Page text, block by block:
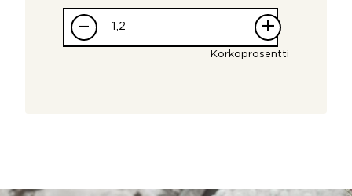
– +
Korkoprosentti